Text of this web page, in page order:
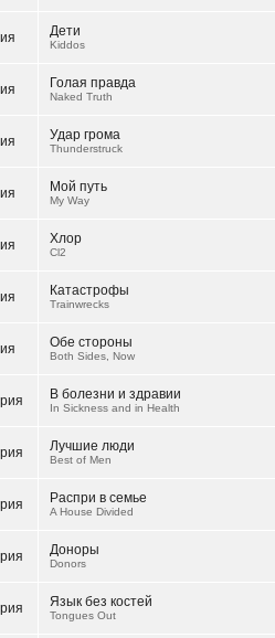
Дети
Kiddos
Голая правда
Naked Truth
Удар грома
Thunderstruck
Мой путь
My Way
Хлор
Cl2
Катастрофы
Trainwrecks
Обе стороны
Both Sides, Now
В болезни и здравии
In Sickness and in Health
Лучшие люди
Best of Men
Распри в семье
A House Divided
Доноры
Donors
Язык без костей
Tongues Out